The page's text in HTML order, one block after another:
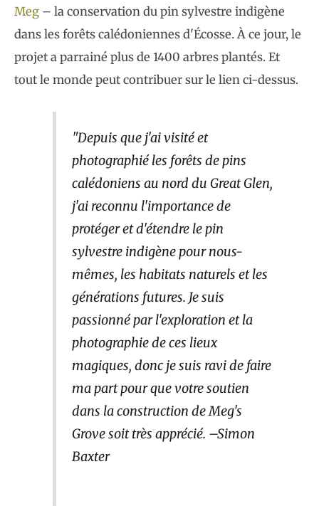
Meg – la conservation du pin sylvestre indigène
dans les forêts calédoniennes d'Écosse. À ce jour, le
projet a parrainé plus de 1400 arbres plantés. Et
tout le monde peut contribuer sur le lien ci-dessus.
"Depuis que j'ai visité et
photographié les forêts de pins
calédoniens au nord du Great Glen,
j'ai reconnu l'importance de
protéger et d'étendre le pin
sylvestre indigène pour nous-
mêmes, les habitats naturels et les
générations futures. Je suis
passionné par l'exploration et la
photographie de ces lieux
magiques, donc je suis ravi de faire
ma part pour que votre soutien
dans la construction de Meg's
Grove soit très apprécié. –Simon
Baxter